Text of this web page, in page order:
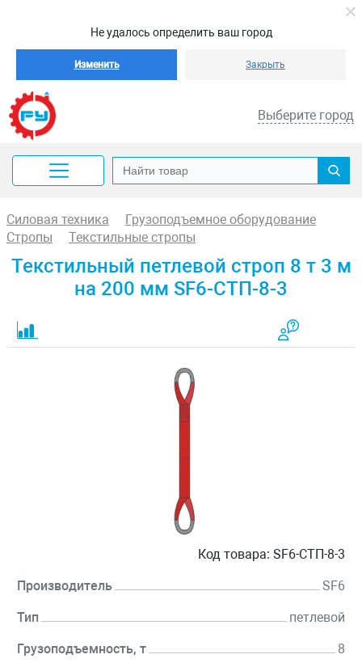
Не удалось определить ваш город
Изменить Закрыть
Выберите город
Силовая техника
Грузоподъемное оборудование
Стропы
Текстильные стропы
Текстильный петлевой строп 8 т 3 м
на 200 мм SF6-СТП-8-3
Код товара: SF6-СТП-8-3
Производитель SF6
Тип петлевой
Грузоподъемность, т 8